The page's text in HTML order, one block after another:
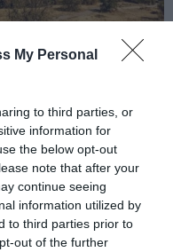
My Personal
to third parties, or
information for
the below opt-out
note that after your
continue seeing
information utilized by
to third parties prior to
out of the further
ÉS MI TÖRTÉNIK
08-03